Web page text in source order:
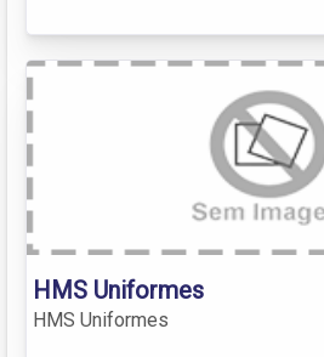
HMS Uniformes
HMS Uniformes